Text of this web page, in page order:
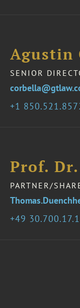
Agustin
SENIOR
1
Prof.
PARTNER/
49